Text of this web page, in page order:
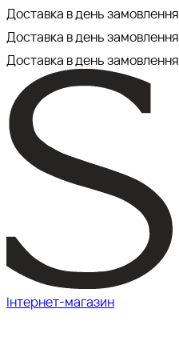
Доставка в день замовлення
Доставка в день замовлення
Доставка в день замовлення
Інтернет-магазин